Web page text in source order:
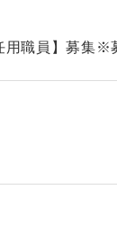
職員】募集※